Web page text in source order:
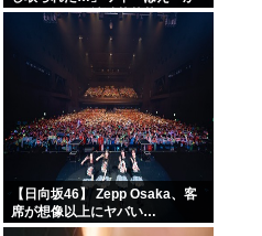
わいそう…会社滅茶苦茶やろな
【日向坂46】 Zepp Osaka、客
席が想像以上にヤバい…